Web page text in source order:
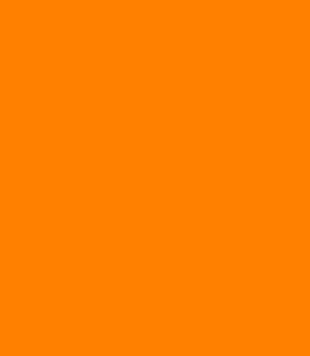
- The Police // Learning To Fly - Pink Floyd